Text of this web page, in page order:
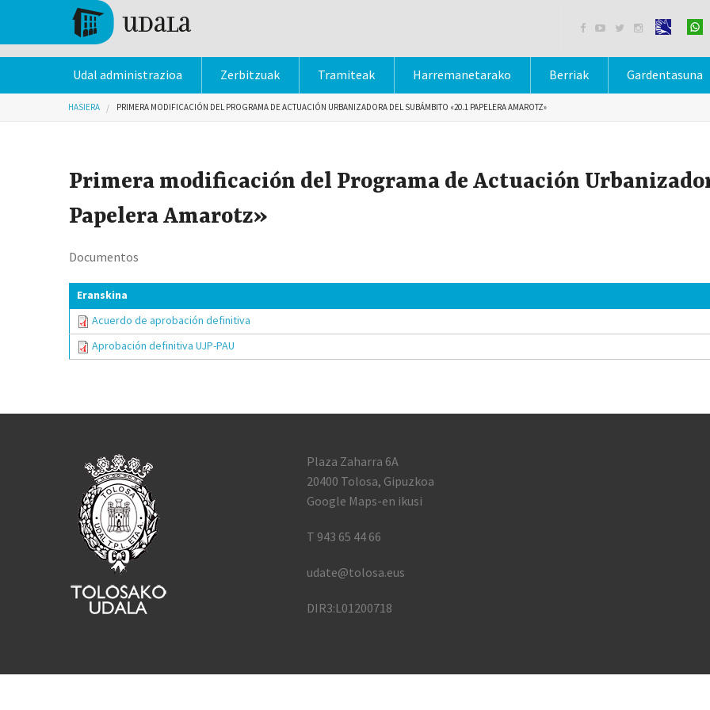
Skip to main content
   
Udal administrazioa Zerbitzuak Tramiteak Harremanetarako Berriak Gardentasuna
Hemen zaude
HASIERA PRIMERA MODIFICACIÓN DEL PROGRAMA DE ACTUACIÓN URBANIZADORA DEL SUBÁMBITO «20.1 PAPELERA AMAROTZ»
Primera modificación del Programa de Actuación
Papelera Amarotz»
Documentos
Eranskina
Acuerdo de aprobación definitiva
Aprobación definitiva UJP-PAU
Plaza Zaharra 6A
20400 Tolosa, Gipuzkoa
Google Maps-en ikusi
T 943 65 44 66
udate@tolosa.eus
DIR3:L01200718